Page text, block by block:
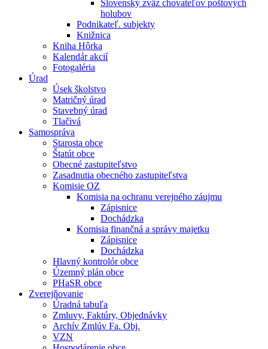
Slovenský zväz chovateľov poštových
holubov
Podnikateľ. subjekty
Knižnica
Kniha Hôrka
Kalendár akcií
Fotogaléria
Úrad
Úsek školstvo
Matričný úrad
Stavebný úrad
Tlačivá
Samospráva
Starosta obce
Štatút obce
Obecné zastupiteľstvo
Zasadnutia obecného zastupiteľstva
Komisie OZ
Komisia na ochranu verejného záujmu
Zápisnice
Dochádzka
Komisia finančná a správy majetku
Zápisnice
Dochádzka
Hlavný kontrolór obce
Územný plán obce
PHaSR obce
Zverejňovanie
Úradná tabuľa
Zmluvy, Faktúry, Objednávky
Archív Zmlúv Fa. Obj.
VZN